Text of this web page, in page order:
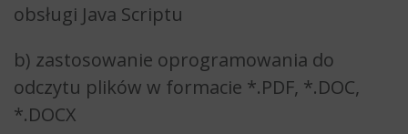
obsługi Java Scriptu
b) zastosowanie oprogramowania do
odczytu plików w formacie *.PDF, *.DOC,
*.DOCX